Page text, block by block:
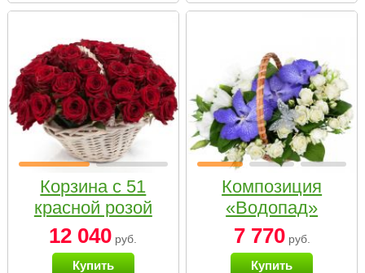
Корзина с 51
красной розой
12 040 руб.
Купить
Композиция
«Водопад»
7 770руб.
Купить